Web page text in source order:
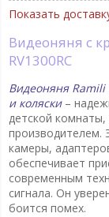
Показать
Видеоняня с креплением для камеры Ramili Baby
RV1300RC
Видеоняня Ramili
и коляски–
детской
производителем.
камеры,
обеспечивает
современным
сигнала. Он
боится помех.